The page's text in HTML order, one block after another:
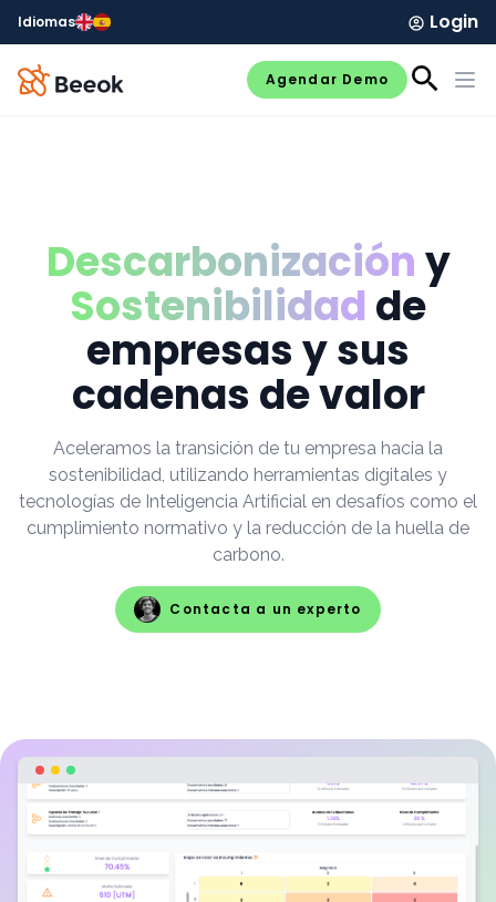
Idiomas Login
Agendar Demo
Descarbonizacióny
Sostenibilidadde
empresas y sus
cadenas de valor
Aceleramos la transición de tu empresa hacia la
sostenibilidad, utilizando herramientas digitales y
tecnologías de Inteligencia Artificial en desafíos como el
cumplimiento normativo y la reducción de la huella de
carbono.
Contacta a un experto